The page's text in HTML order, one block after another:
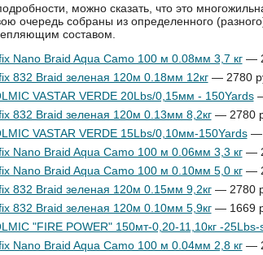
можно сказать, что это
очередь собраны из определенного
составом.
Nano Braid Aqua Camo 100 м 0.08мм 3,7 кг—
832 Braid зеленая 120м 0.18мм 12кг— 2780
VASTAR VERDE 20Lbs/0,15мм - 150Yards—
832 Braid зеленая 120м 0.13мм 8,2кг— 2780
VASTAR VERDE 15Lbs/0,10мм-150Yards—
Nano Braid Aqua Camo 100 м 0.06мм 3,3 кг—
Nano Braid Aqua Camo 100 м 0.10мм 5,0 кг—
832 Braid зеленая 120м 0.15мм 9,2кг— 2780
832 Braid зеленая 120м 0.10мм 5,9кг— 1669
"FIRE POWER" 150мт-0,20-11,10кг -25Lbs-
Nano Braid Aqua Camo 100 м 0.04мм 2,8 кг—